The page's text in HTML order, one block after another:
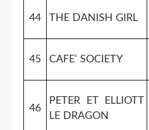
44 THE DANISH GIRL
45 CAFE' SOCIETY
46
PETER ET ELLIOTT
LE DRAGON